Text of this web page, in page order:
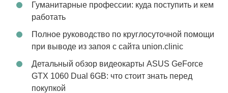
Гуманитарные профессии: куда поступить и кем
работать
Полное руководство по круглосуточной помощи
при выводе из запоя с сайта union.clinic
Детальный обзор видеокарты ASUS GeForce
GTX 1060 Dual 6GB: что стоит знать перед
покупкой